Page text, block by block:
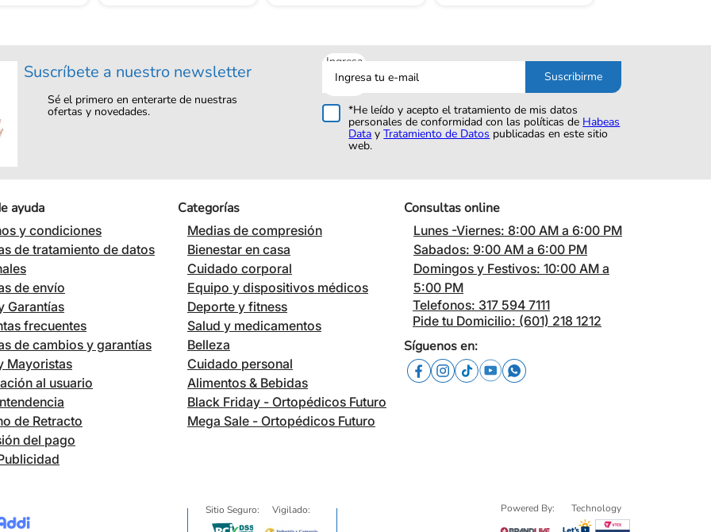
Suscríbete a nuestro newsletter
Sé el primero en enterarte de nuestras
ofertas y novedades.
Ingresa
tu
correo
Suscribirme
*He leído y acepto el tratamiento de mis datos
personales de conformidad con las políticas de Habeas
Data yTratamiento de Datos publicadas en este sitio
web.
ayuda
y condiciones
de tratamiento de datos
de envío
Garantías
frecuentes
de cambios y garantías
Mayoristas
al usuario
de Retracto
del pago
Categorías
Medias de compresión
Bienestar en casa
Cuidado corporal
Equipo y dispositivos médicos
Deporte y fitness
Salud y medicamentos
Belleza
Cuidado personal
Alimentos & Bebidas
Black Friday - Ortopédicos Futuro
Mega Sale - Ortopédicos Futuro
Consultas online
Lunes -Viernes: 8:00 AM a 6:00 PM
Sabados: 9:00 AM a 6:00 PM
Domingos y Festivos: 10:00 AM a
5:00 PM
Telefonos: 317 594 7111
Pide tu Domicilio: (601) 218 1212
Síguenos en:
Sitio Seguro: Vigilado: Powered By: Technology